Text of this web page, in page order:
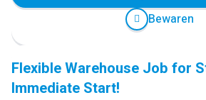
Bewaren
Flexible Warehouse Job for
Immediate Start!